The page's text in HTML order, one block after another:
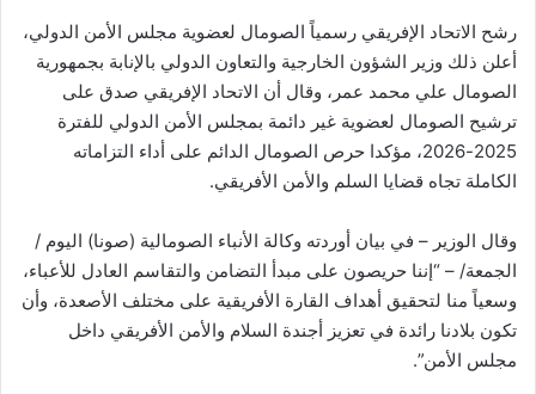
رشح الاتحاد الإفريقي رسمياً الصومال لعضوية مجلس الأمن الدولي،
أعلن ذلك وزير الشؤون الخارجية والتعاون الدولي بالإنابة بجمهورية
الصومال علي محمد عمر، وقال أن الاتحاد الإفريقي صدق على
ترشيح الصومال لعضوية غير دائمة بمجلس الأمن الدولي للفترة
2025-2026، مؤكدا حرص الصومال الدائم على أداء التزاماته
الكاملة تجاه قضايا السلم والأمن الأفريقي.
وقال الوزير – في بيان أوردته وكالة الأنباء الصومالية (صونا) اليوم /
الجمعة/ – “إننا حريصون على مبدأ التضامن والتقاسم العادل للأعباء،
وسعياً منا لتحقيق أهداف القارة الأفريقية على مختلف الأصعدة، وأن
تكون بلادنا رائدة في تعزيز أجندة السلام والأمن الأفريقي داخل
مجلس الأمن”.